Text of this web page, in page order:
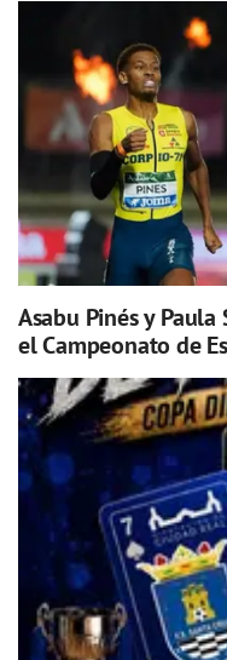
Asabu Pinés y
el Campeonato de